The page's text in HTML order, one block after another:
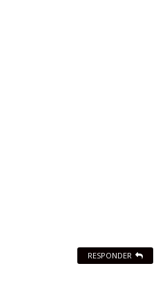
RESPONDER